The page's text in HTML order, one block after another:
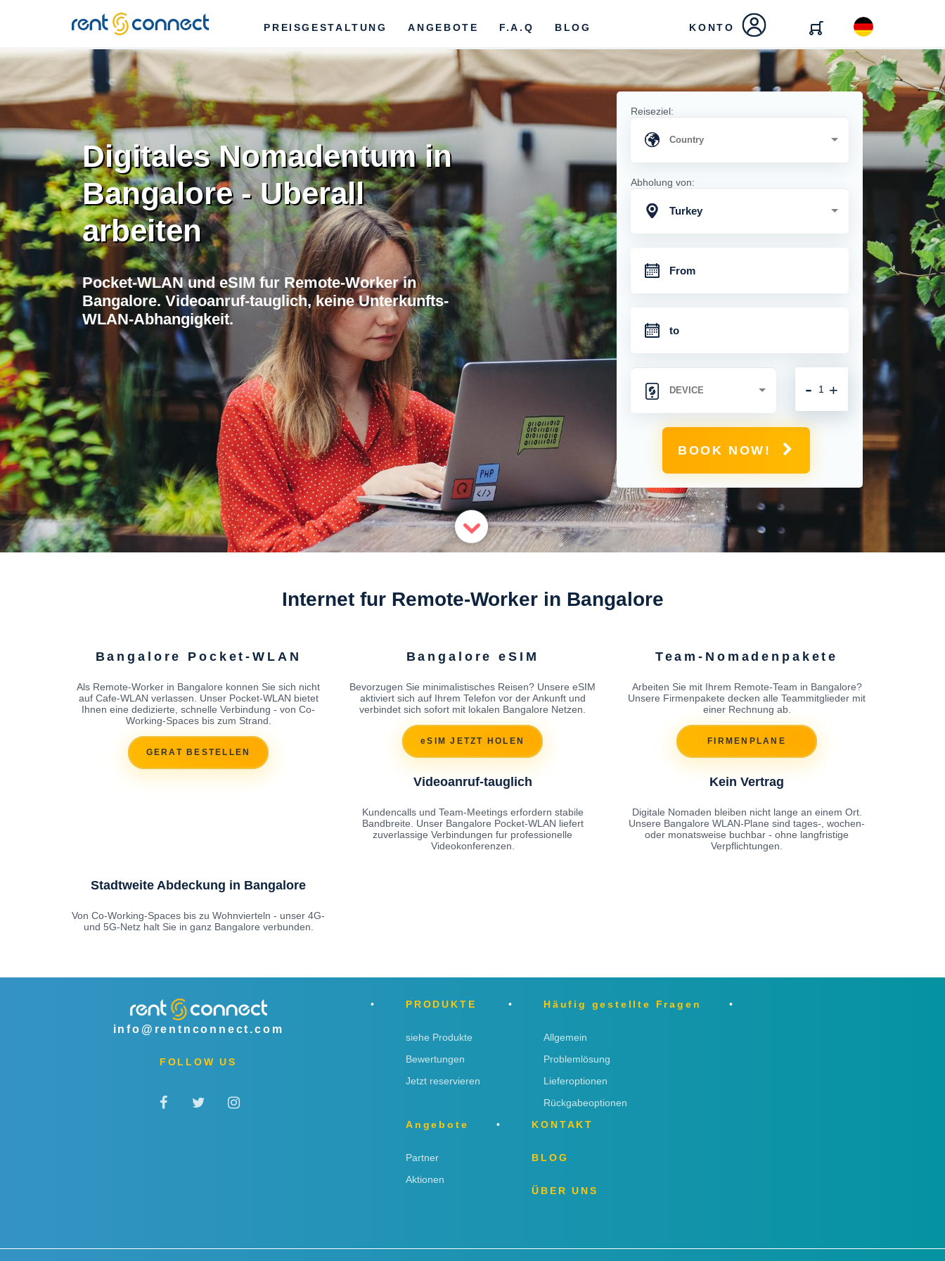
RENT'N
CONNECT
PREISGESTALTUNG ANGEBOTE F.A.Q BLOG KONTO
Digitales Nomadentum in
Bangalore - Uberall
arbeiten
Pocket-WLAN und eSIM fur Remote-Worker in
Bangalore. Videoanruf-tauglich, keine Unterkunfts-
WLAN-Abhangigkeit.
Reiseziel:
Abholung von:
Turkey
+
-
BOOK NOW!
Internet fur Remote-Worker in Bangalore
Bangalore Pocket-WLAN
Als Remote-Worker in Bangalore konnen Sie sich nicht
auf Cafe-WLAN verlassen. Unser Pocket-WLAN bietet
Ihnen eine dedizierte, schnelle Verbindung - von Co-
Working-Spaces bis zum Strand.
GERAT BESTELLEN
Bangalore eSIM
Bevorzugen Sie minimalistisches Reisen? Unsere eSIM
aktiviert sich auf Ihrem Telefon vor der Ankunft und
verbindet sich sofort mit lokalen Bangalore Netzen.
eSIM JETZT HOLEN
Team-Nomadenpakete
Arbeiten Sie mit Ihrem Remote-Team in Bangalore?
Unsere Firmenpakete decken alle Teammitglieder mit
einer Rechnung ab.
FIRMENPLANE
Videoanruf-tauglich
Kundencalls und Team-Meetings erfordern stabile
Bandbreite. Unser Bangalore Pocket-WLAN liefert
zuverlassige Verbindungen fur professionelle
Videokonferenzen.
Kein Vertrag
Digitale Nomaden bleiben nicht lange an einem Ort.
Unsere Bangalore WLAN-Plane sind tages-, wochen-
oder monatsweise buchbar - ohne langfristige
Verpflichtungen.
Stadtweite Abdeckung in Bangalore
Von Co-Working-Spaces bis zu Wohnvierteln - unser 4G-
und 5G-Netz halt Sie in ganz Bangalore verbunden.
info@rentnconnect.com
FOLLOW US
PRODUKTE
siehe Produkte
Bewertungen
Jetzt reservieren
Häufig gestellte Fragen
Allgemein
Problemlösung
Lieferoptionen
Rückgabeoptionen
Angebote
Partner
Aktionen
KONTAKT
BLOG
ÜBER UNS